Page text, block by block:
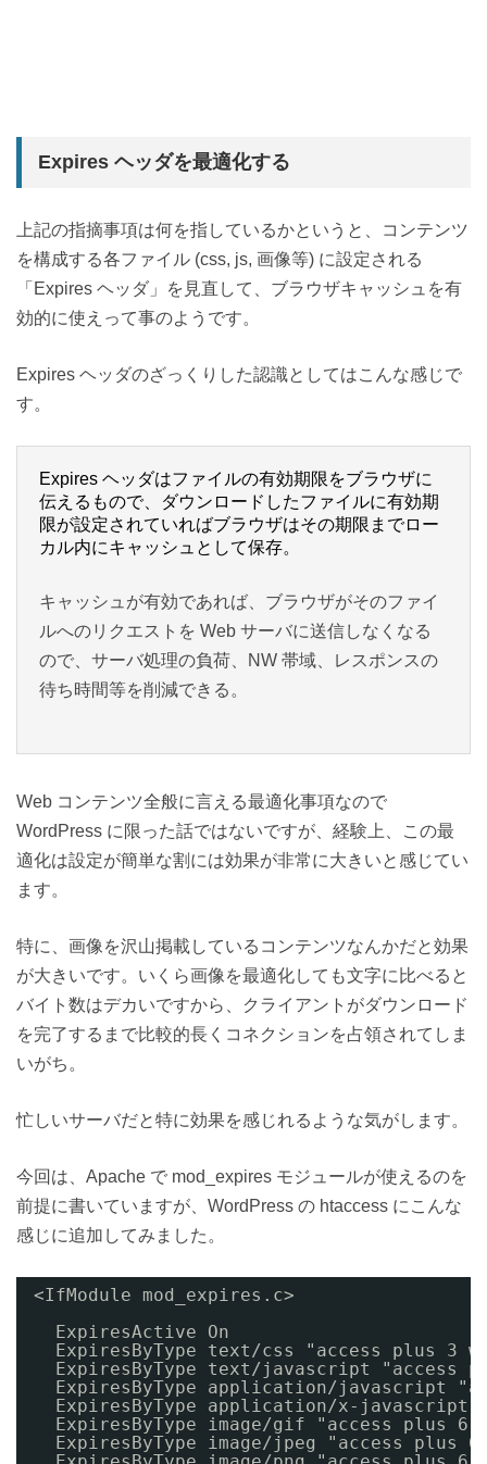
Expires ヘッダを最適化する
上記の指摘事項は何を指しているかというと、コンテンツ
を構成する各ファイル (css, js, 画像等) に設定される
「Expires ヘッダ」を見直して、ブラウザキャッシュを有
効的に使えって事のようです。
Expires ヘッダのざっくりした認識としてはこんな感じで
す。
Expires ヘッダはファイルの有効期限をブラウザに
伝えるもので、ダウンロードしたファイルに有効期
限が設定されていればブラウザはその期限までロー
カル内にキャッシュとして保存。
キャッシュが有効であれば、ブラウザがそのファイ
ルへのリクエストを Web サーバに送信しなくなる
ので、サーバ処理の負荷、NW 帯域、レスポンスの
待ち時間等を削減できる。
Web コンテンツ全般に言える最適化事項なので
WordPress に限った話ではないですが、経験上、この最
適化は設定が簡単な割には効果が非常に大きいと感じてい
ます。
特に、画像を沢山掲載しているコンテンツなんかだと効果
が大きいです。いくら画像を最適化しても文字に比べると
バイト数はデカいですから、クライアントがダウンロード
を完了するまで比較的長くコネクションを占領されてしま
いがち。
忙しいサーバだと特に効果を感じれるような気がします。
今回は、Apache で mod_expires モジュールが使えるのを
前提に書いていますが、WordPress の htaccess にこんな
感じに追加してみました。
<IfModule mod_expires.c>
ExpiresActive On
ExpiresByType text/css "access plus 3
ExpiresByType text/javascript "access
ExpiresByType application/javascript
ExpiresByType application/x-javascript
ExpiresByType image/gif "access plus 6
ExpiresByType image/jpeg "access plus 6